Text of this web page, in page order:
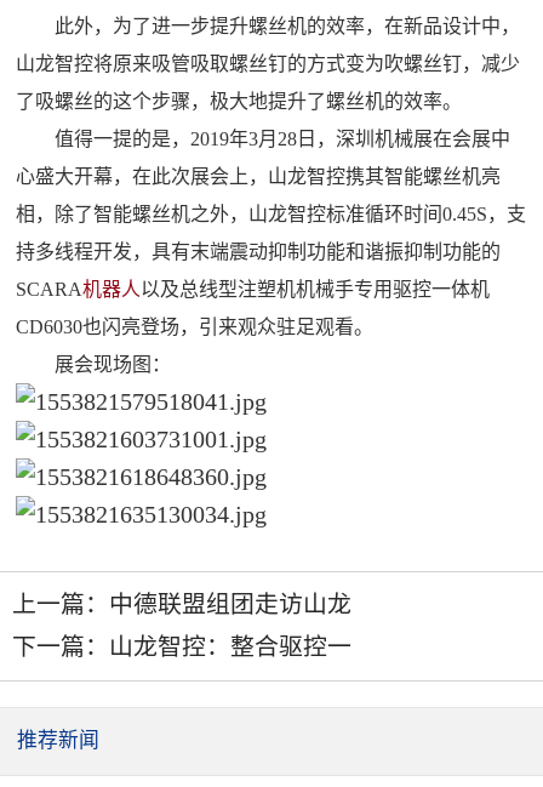
此外，为了进一步提升螺丝机的效率，在新品设计中，
山龙智控将原来吸管吸取螺丝钉的方式变为吹螺丝钉，减少
了吸螺丝的这个步骤，极大地提升了螺丝机的效率。
值得一提的是，2019年3月28日，深圳机械展在会展中
心盛大开幕，在此次展会上，山龙智控携其智能螺丝机亮
相，除了智能螺丝机之外，山龙智控标准循环时间0.45S，支
持多线程开发，具有末端震动抑制功能和谐振抑制功能的
SCARA机器人以及总线型注塑机机械手专用驱控一体机
CD6030也闪亮登场，引来观众驻足观看。
展会现场图：
上一篇：
中德联盟组团走访山龙
下一篇：
山龙智控：整合驱控一
推荐新闻